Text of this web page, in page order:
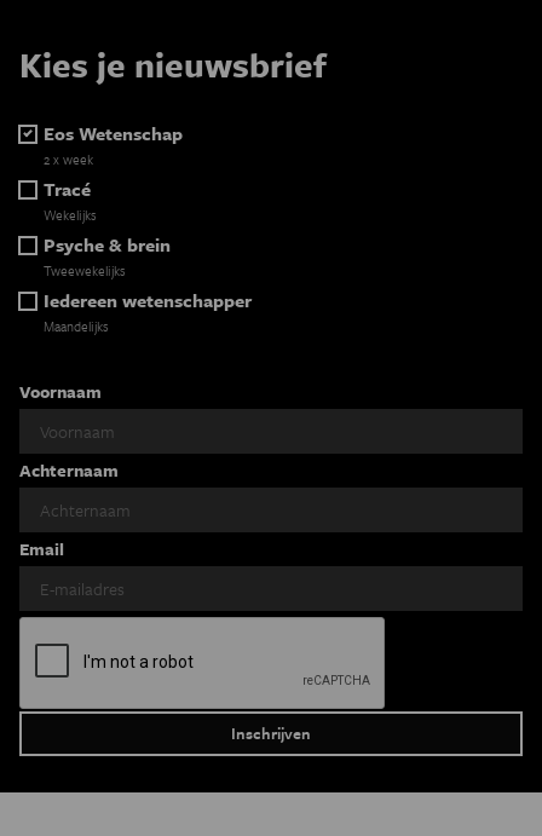
Kies je nieuwsbrief
Eos Wetenschap
2 x week
Tracé
Wekelijks
Psyche & brein
Tweewekelijks
Iedereen wetenschapper
Maandelijks
Voornaam
Achternaam
Email